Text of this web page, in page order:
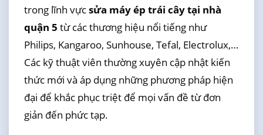
trong lĩnh vựcsửa máy ép trái cây tại nhà
quận 5 từ các thương hiệu nổi tiếng như
Philips, Kangaroo, Sunhouse, Tefal, Electrolux,…
Các kỹ thuật viên thường xuyên cập nhật kiến
thức mới và áp dụng những phương pháp hiện
đại để khắc phục triệt để mọi vấn đề từ đơn
giản đến phức tạp.